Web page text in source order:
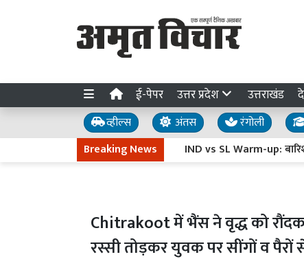
ई-पेपर उत्तर प्रदेश उत्तराखंड
व्हील्स अंतस रंगोली
Breaking News IND vs SL Warm-up: बारिश
Chitrakoot में भैंस ने वृद्ध को
रस्सी तोड़कर युवक पर सींगों व पैरों